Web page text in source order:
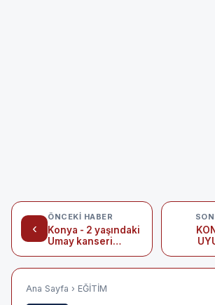
‹
ÖNCEKI HABER
Konya - 2 yaşındaki
Umay kanseri
Ana Sayfa › EĞİTİM